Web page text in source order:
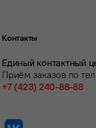
Контакты
Единый контактный
Приём заказов по
+7 (423) 240-88-88